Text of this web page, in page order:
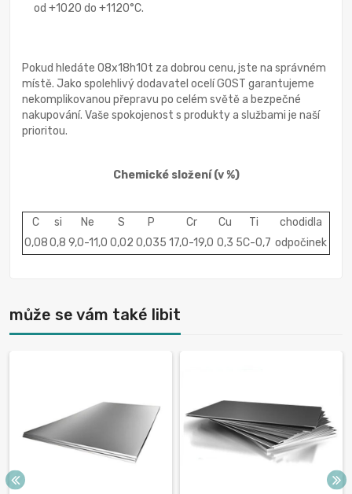
od +1020 do +1120°C.
Pokud hledáte 08x18h10t za dobrou cenu, jste na správném
místě. Jako spolehlivý dodavatel ocelí GOST garantujeme
nekomplikovanou přepravu po celém světě a bezpečné
nakupování. Vaše spokojenost s produkty a službami je naší
prioritou.
Chemické složení (v %)
C si Ne S P Cr Cu Ti
chodidla
0,080,8 9,0-11,0 0,02 0,035 17,0-19,0 0,3 5С-0,7 odpočinek
může se vám také libit